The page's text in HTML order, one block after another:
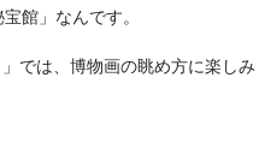
館」なんです。
では、博物画の眺め方に楽しみ